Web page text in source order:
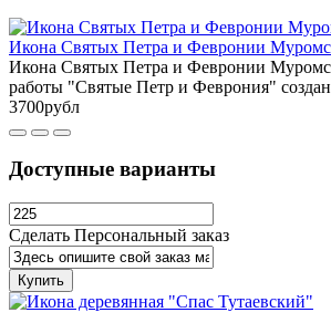
Икона Святых Петра и Февронии
Икона Святых Петра и Февронии
работы "Святые Петр и Феврония"
3700рубл
Доступные варианты
Сделать Персональный заказ
Купить